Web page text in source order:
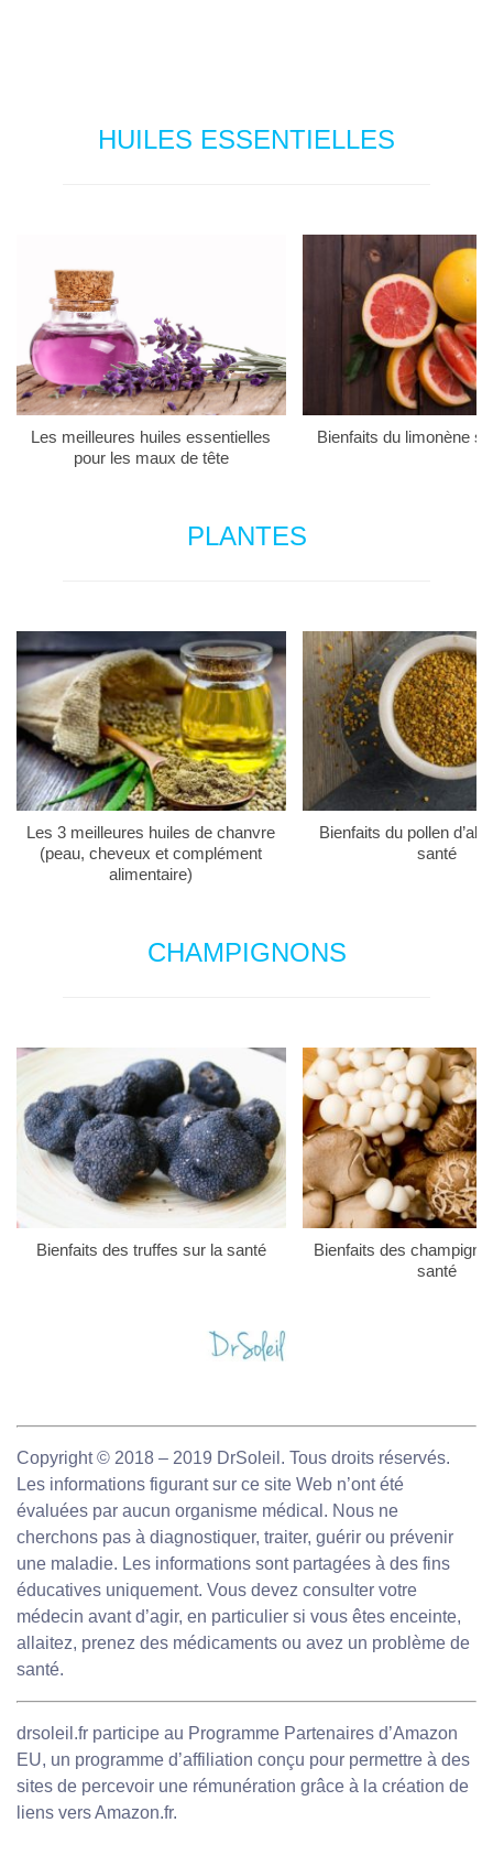
HUILES ESSENTIELLES
Les meilleures huiles essentielles
pour les maux de tête
Bienfaits du limonène
PLANTES
Les 3 meilleures huiles de chanvre
(peau, cheveux et complément
alimentaire)
Bienfaits du pollen
santé
CHAMPIGNONS
Bienfaits des truffes sur la santé
Bienfaits des
santé
Copyright © 2018 – 2019 DrSoleil. Tous droits réservés.
Les informations figurant sur ce site Web n’ont été
évaluées par aucun organisme médical. Nous ne
cherchons pas à diagnostiquer, traiter, guérir ou prévenir
une maladie. Les informations sont partagées à des fins
éducatives uniquement. Vous devez consulter votre
médecin avant d’agir, en particulier si vous êtes enceinte,
allaitez, prenez des médicaments ou avez un problème de
santé.
drsoleil.fr participe au Programme Partenaires d’Amazon
EU, un programme d’affiliation conçu pour permettre à des
sites de percevoir une rémunération grâce à la création de
liens vers Amazon.fr.